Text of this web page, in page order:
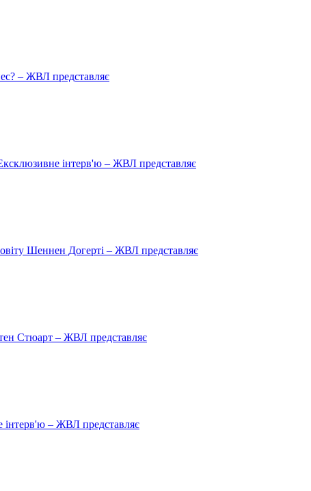
– ЖВЛ представляє
інтерв'ю – ЖВЛ представляє
Шеннен Догерті – ЖВЛ представляє
Стюарт – ЖВЛ представляє
інтерв'ю – ЖВЛ представляє